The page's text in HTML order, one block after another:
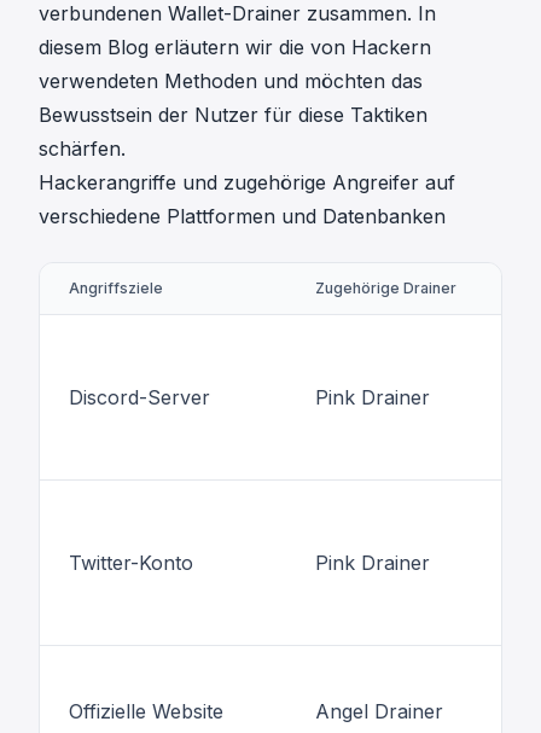
verbundenen Wallet-Drainer zusammen. In
diesem Blog erläutern wir die von Hackern
verwendeten Methoden und möchten das
Bewusstsein der Nutzer für diese Taktiken
schärfen.
Hackerangriffe und zugehörige Angreifer auf
verschiedene Plattformen und Datenbanken
Angriffsziele Zugehörige Drainer
Discord-Server Pink Drainer
Twitter-Konto Pink Drainer
Offizielle Website Angel Drainer